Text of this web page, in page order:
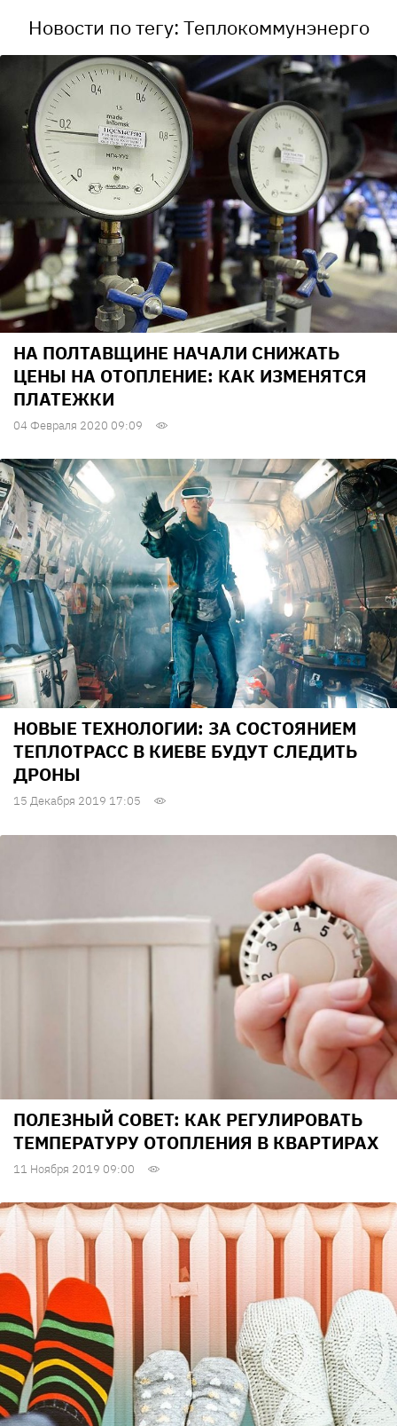
Новости по тегу: Теплокоммунэнерго
НА ПОЛТАВЩИНЕ НАЧАЛИ СНИЖАТЬ
ЦЕНЫ НА ОТОПЛЕНИЕ: КАК ИЗМЕНЯТСЯ
ПЛАТЕЖКИ
04 Февраля 2020 09:09
НОВЫЕ ТЕХНОЛОГИИ: ЗА СОСТОЯНИЕМ
ТЕПЛОТРАСС В КИЕВЕ БУДУТ СЛЕДИТЬ
ДРОНЫ
15 Декабря 2019 17:05
ПОЛЕЗНЫЙ СОВЕТ: КАК РЕГУЛИРОВАТЬ
ТЕМПЕРАТУРУ ОТОПЛЕНИЯ В КВАРТИРАХ
11 Ноября 2019 09:00